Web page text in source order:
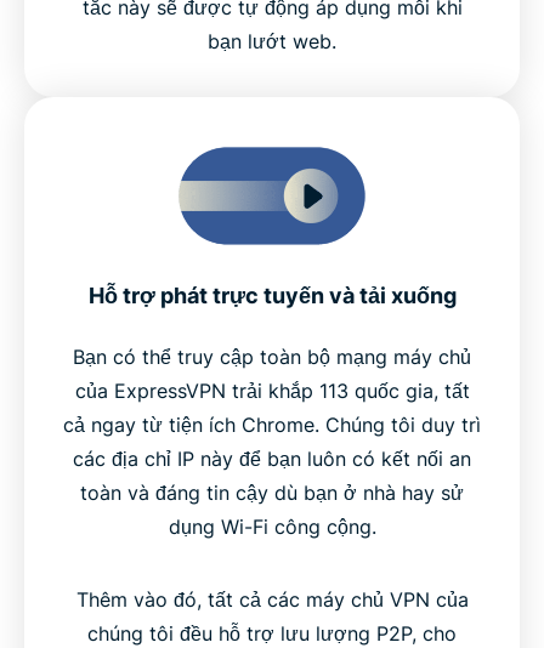
tắc này sẽ được tự động áp dụng mỗi khi
bạn lướt web.
Hỗ trợ phát trực tuyến và tải xuống
Bạn có thể truy cập toàn bộ mạng máy chủ
của ExpressVPN trải khắp 113 quốc gia, tất
cả ngay từ tiện ích Chrome. Chúng tôi duy trì
các địa chỉ IP này để bạn luôn có kết nối an
toàn và đáng tin cậy dù bạn ở nhà hay sử
dụng Wi-Fi công cộng.
Thêm vào đó, tất cả các máy chủ VPN của
chúng tôi đều hỗ trợ lưu lượng P2P, cho